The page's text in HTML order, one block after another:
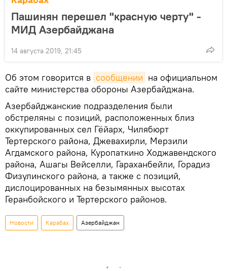
Пашинян перешел "красную черту" -
МИД Азербайджана
14 августа 2019, 21:45
Об этом говорится в сообщении на официальном
сайте министерства обороны Азербайджана.
Азербайджанские подразделения были
обстреляны с позиций, расположенных близ
оккупированных сел Гёйарх, Чилябюрт
Тертерского района, Джевахирли, Мерзили
Агдамского района, Куропаткино Ходжавендского
района, Ашагы Вейселли, Гараханбейли, Горадиз
Физулинского района, а также с позиций,
дислоцированных на безымянных высотах
Геранбойского и Тертерского районов.
Новости Карабах Азербайджан